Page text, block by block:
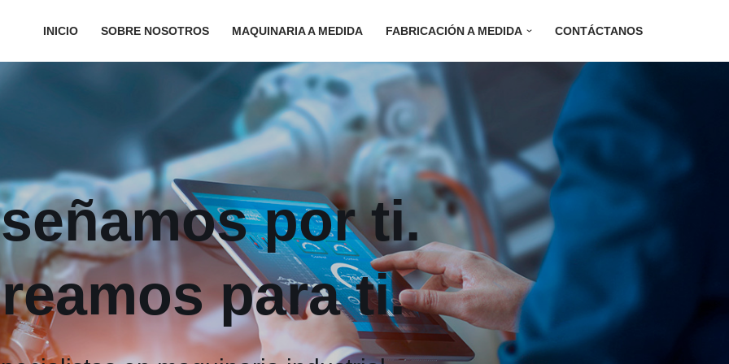
INICIO SOBRE NOSOTROS MAQUINARIA A MEDIDA FABRICACIÓN A MEDIDA CONTÁCTANOS
por ti.
para ti.